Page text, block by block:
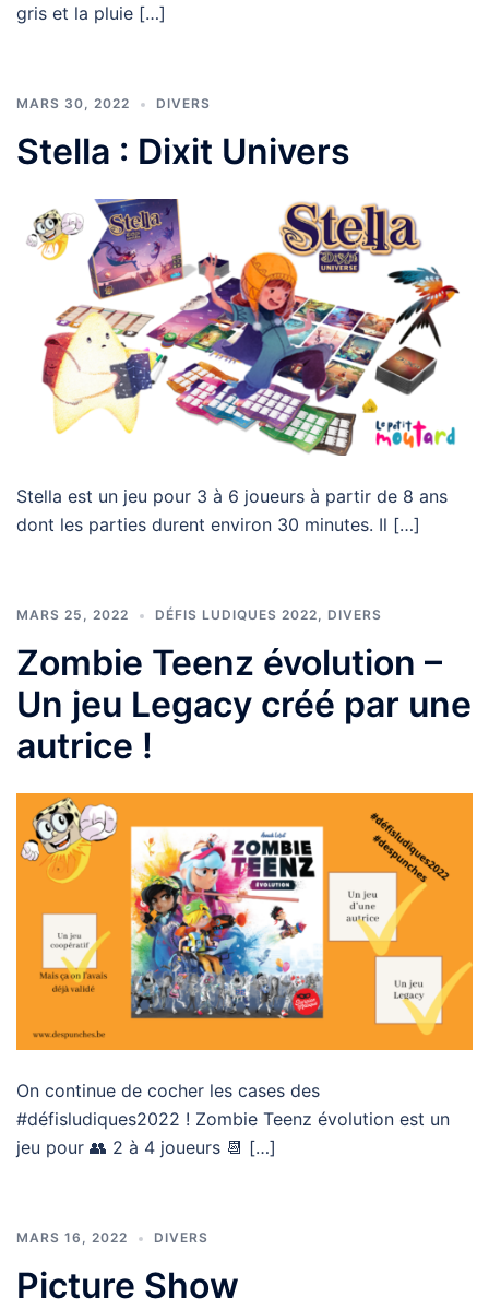
gris et la pluie […]
MARS 30, 2022 DIVERS
Stella : Dixit Univers
Stella est un jeu pour 3 à 6 joueurs à partir de 8 ans
dont les parties durent environ 30 minutes. Il […]
MARS 25, 2022 DÉFIS LUDIQUES 2022, DIVERS
Zombie Teenz évolution –
Un jeu Legacy créé par une
autrice !
On continue de cocher les cases des
#défisludiques2022 ! Zombie Teenz évolution est un
jeu pour 👥 2 à 4 joueurs 📆 […]
MARS 16, 2022 DIVERS
Picture Show